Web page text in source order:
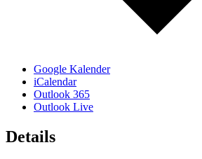
Google Kalender
iCalendar
Outlook 365
Outlook Live
Details